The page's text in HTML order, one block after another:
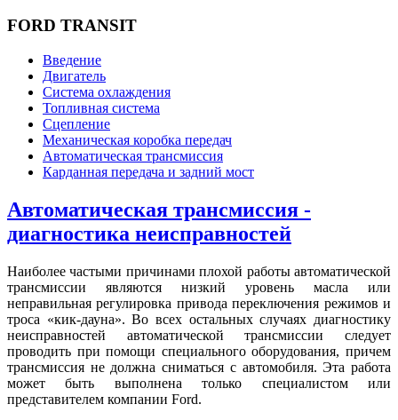
FORD TRANSIT
Введение
Двигатель
Система охлаждения
Топливная система
Сцепление
Механическая коробка передач
Автоматическая трансмиссия
Карданная передача и задний мост
Автоматическая трансмиссия -
диагностика неисправностей
Наиболее частыми причинами плохой работы автоматической
трансмиссии являются низкий уровень масла или
неправильная регулировка привода переключения режимов и
троса «кик-дауна». Во всех остальных случаях диагностику
неисправностей автоматической трансмиссии следует
проводить при помощи специального оборудования, причем
трансмиссия не должна сниматься с автомобиля. Эта работа
может быть выполнена только специалистом или
представителем компании Ford.